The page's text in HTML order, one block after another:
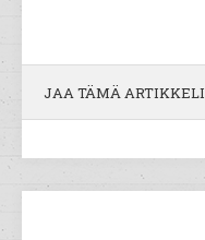
JAA TÄMÄ ARTIKKELI